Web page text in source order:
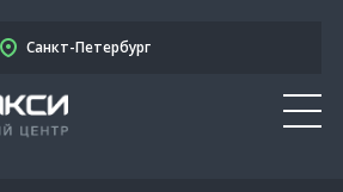
Санкт-Петербург